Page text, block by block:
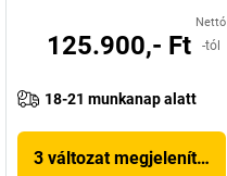
Nettó
125.900,- Ft -tól
18-21 munkanap alatt
3 változat megjelenítése